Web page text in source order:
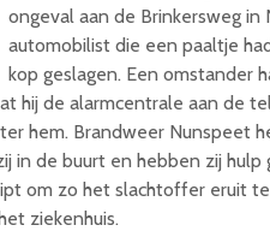
ongeval aan de Brinkersweg
automobilist die een paaltje
kop geslagen. Een omstander
hij de alarmcentrale aan de
hem. Brandweer Nunspeet
in de buurt en hebben zij
om zo het slachtoffer eruit
ziekenhuis.